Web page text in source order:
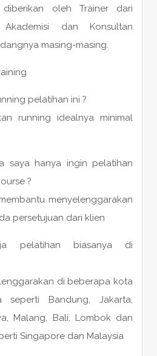
oleh Trainer dari
dan Konsultan
masing-masing.
pelatihan ini ?
running idealnya minimal
saya hanya ingin pelatihan
?
menyelenggarakan
persetujuan dari klien
pelatihan biasanya di
di beberapa kota
seperti Bandung, Jakarta,
Malang, Bali, Lombok dan
Singapore dan Malaysia